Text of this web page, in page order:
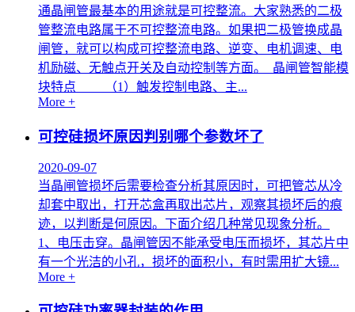
通晶闸管最基本的用途就是可控整流。大家熟悉的二极
管整流电路属于不可控整流电路。如果把二极管换成晶
闸管，就可以构成可控整流电路、逆变、电机调速、电
机励磁、无触点开关及自动控制等方面。 晶闸管智能模
块特点 （1）触发控制电路、主...
More +
可控硅损坏原因判别哪个参数坏了
2020-09-07
当晶闸管损坏后需要检查分析其原因时，可把管芯从冷
却套中取出，打开芯盒再取出芯片，观察其损坏后的痕
迹，以判断是何原因。下面介绍几种常见现象分析。
1、电压击穿。晶闸管因不能承受电压而损坏，其芯片中
有一个光洁的小孔，损坏的面积小，有时需用扩大镜...
More +